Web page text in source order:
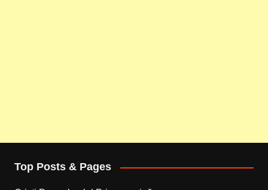
Top Posts & Pages